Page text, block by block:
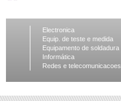
Electronica
Equip. de teste e medida
Equipamento de soldadura
Informática
Redes e telecomunicacoes